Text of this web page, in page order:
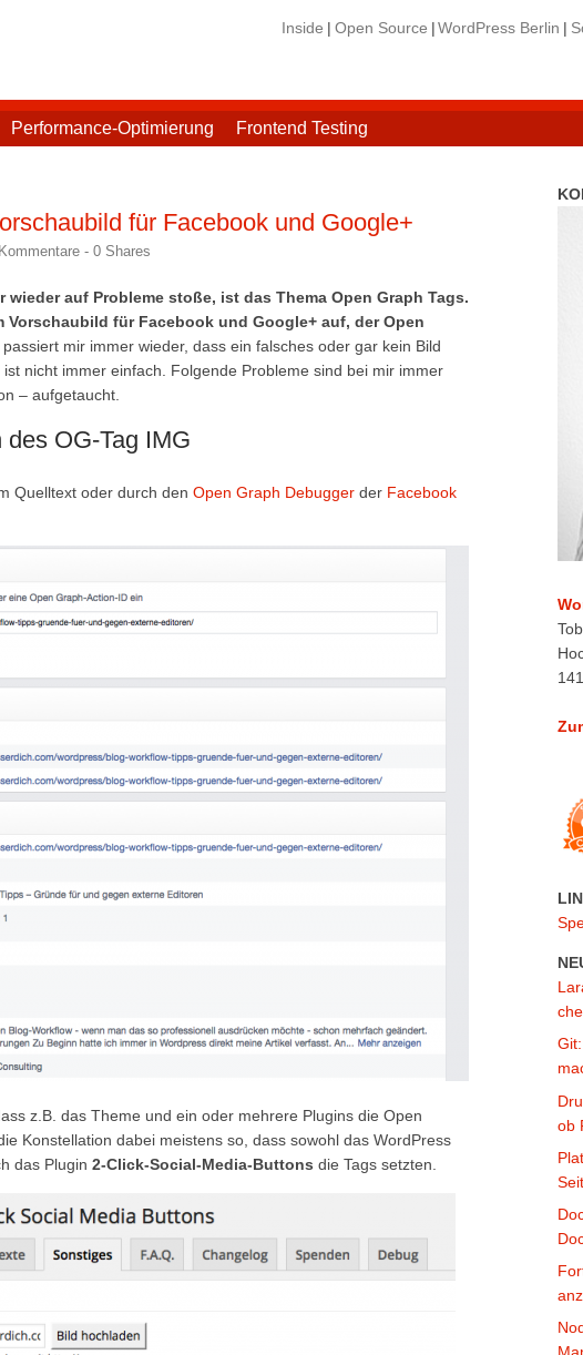
Inside Open Source WordPress Berlin
Performance-Optimierung Frontend Testing
für Facebook und Google+
- 0 Shares
wieder auf Probleme stoße, ist das Thema Open Graph Tags.
Vorschaubild für Facebook und Google+ auf, der Open
passiert mir immer wieder, dass ein falsches oder gar kein Bild
nicht immer einfach. Folgende Probleme sind bei mir immer
– aufgetaucht.
OG-Tag IMG
Quelltext oder durch den Open Graph Debugger der Facebook
z.B. das Theme und ein oder mehrere Plugins die Open
Konstellation dabei meistens so, dass sowohl das WordPress
das Plugin 2-Click-Social-Media-Buttons die Tags setzten.
ob